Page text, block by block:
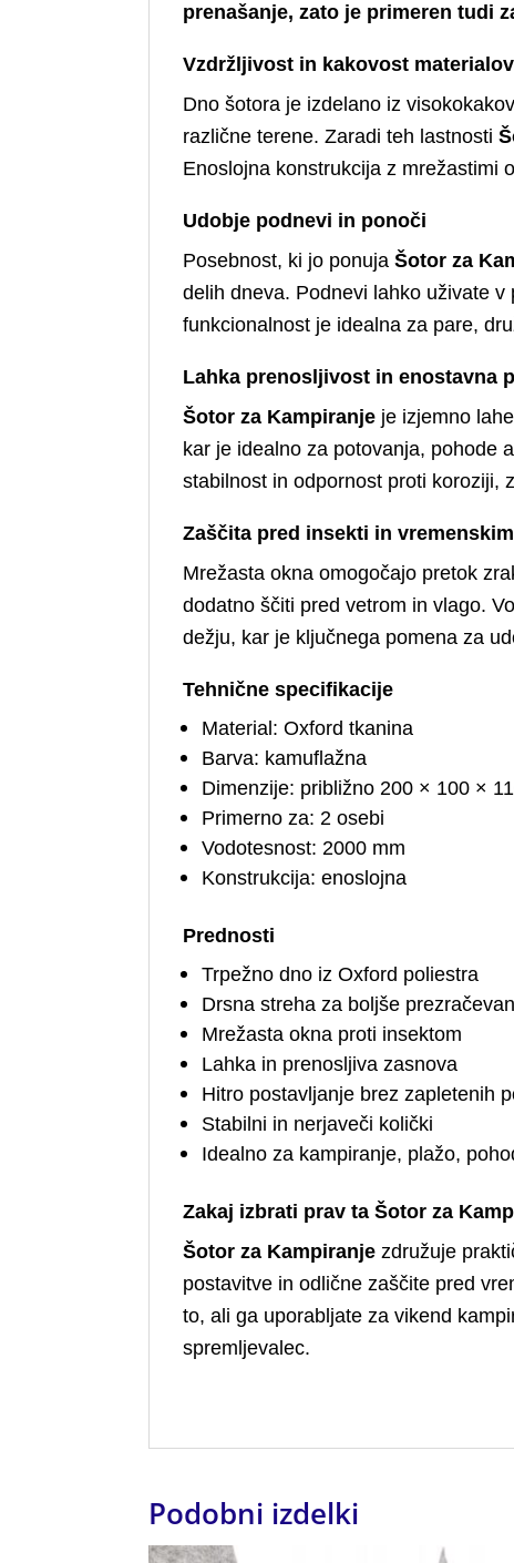
prenašanje, zato je primeren tudi
Vzdržljivost in kakovost materialov
Dno šotora je izdelano iz
različne terene. Zaradi teh lastnosti
Enoslojna konstrukcija z mrežastimi
Udobje podnevi in ponoči
Posebnost, ki jo ponujaŠotor za
delih dneva. Podnevi lahko uživate
funkcionalnost je idealna za pare,
Lahka prenosljivost in enostavna
Šotor za Kampiranje je izjemno
kar je idealno za potovanja, pohode
stabilnost in odpornost proti koroziji,
Zaščita pred insekti in
Mrežasta okna omogočajo pretok
dodatno ščiti pred vetrom in vlago.
dežju, kar je ključnega pomena za
Tehnične specifikacije
Material: Oxford tkanina
Barva: kamuflažna
Dimenzije: približno 200 × 100 ×
Primerno za: 2 osebi
Vodotesnost: 2000 mm
Konstrukcija: enoslojna
Prednosti
Trpežno dno iz Oxford poliestra
Drsna streha za boljše
Mrežasta okna proti insektom
Lahka in prenosljiva zasnova
Hitro postavljanje brez zapletenih
Stabilni in nerjaveči količki
Idealno za kampiranje, plažo,
Zakaj izbrati prav ta Šotor za
Šotor za Kampiranje združuje
postavitve in odlične zaščite pred
to, ali ga uporabljate za vikend
spremljevalec.
Podobni izdelki